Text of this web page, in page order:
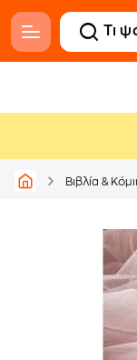
Βιβλία &